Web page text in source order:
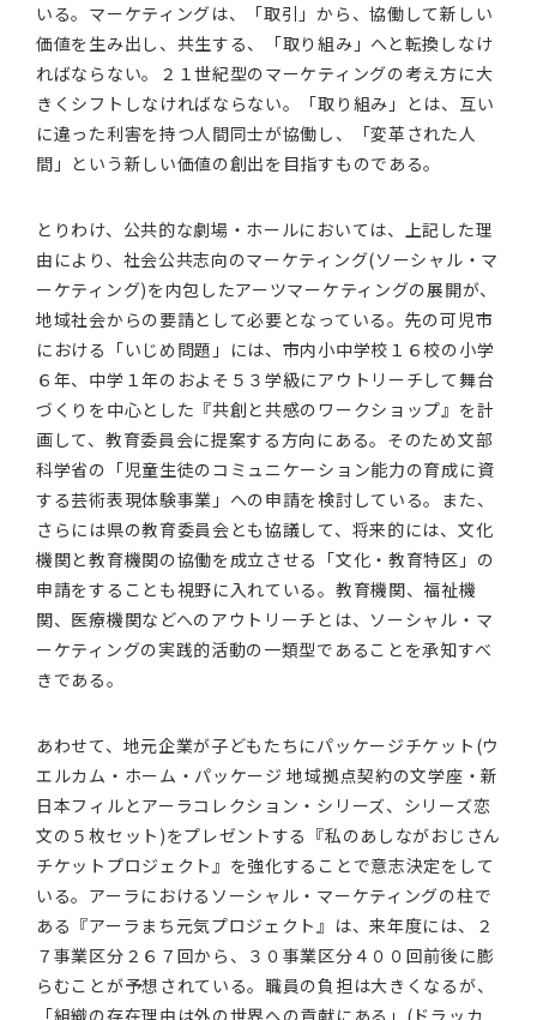
いる。マーケティングは、「取引」から、協働して新しい
価値を生み出し、共生する、「取り組み」へと転換しなけ
ればならない。２１世紀型のマーケティングの考え方に大
きくシフトしなければならない。「取り組み」とは、互い
に違った利害を持つ人間同士が協働し、「変革された人
間」という新しい価値の創出を目指すものである。
とりわけ、公共的な劇場・ホールにおいては、上記した理
由により、社会公共志向のマーケティング(ソーシャル・マ
ーケティング)を内包したアーツマーケティングの展開が、
地域社会からの要請として必要となっている。先の可児市
における「いじめ問題」には、市内小中学校１６校の小学
６年、中学１年のおよそ５３学級にアウトリーチして舞台
づくりを中心とした『共創と共感のワークショップ』を計
画して、教育委員会に提案する方向にある。そのため文部
科学省の「児童生徒のコミュニケーション能力の育成に資
する芸術表現体験事業」への申請を検討している。また、
さらには県の教育委員会とも協議して、将来的には、文化
機関と教育機関の協働を成立させる「文化・教育特区」の
申請をすることも視野に入れている。教育機関、福祉機
関、医療機関などへのアウトリーチとは、ソーシャル・マ
ーケティングの実践的活動の一類型であることを承知すべ
きである。
あわせて、地元企業が子どもたちにパッケージチケット(ウ
エルカム・ホーム・パッケージ 地域拠点契約の文学座・新
日本フィルとアーラコレクション・シリーズ、シリーズ恋
文の５枚セット)をプレゼントする『私のあしながおじさん
チケットプロジェクト』を強化することで意志決定をして
いる。アーラにおけるソーシャル・マーケティングの柱で
ある『アーラまち元気プロジェクト』は、来年度には、２
７事業区分２６７回から、３０事業区分４００回前後に膨
らむことが予想されている。職員の負担は大きくなるが、
「組織の存在理由は外の世界への貢献にある」(ドラッカ